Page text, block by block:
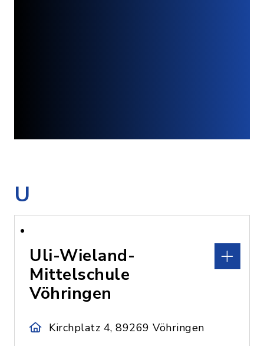
U
Uli-Wieland-
Mittelschule
Vöhringen
Kirchplatz 4, 89269 Vöhringen